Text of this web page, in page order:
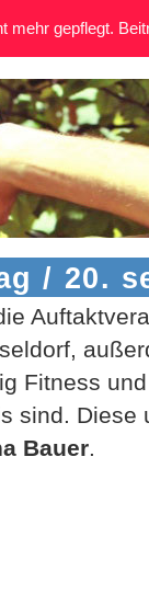
/ 20.
Fitness
sind. Diese
Bauer.
mehr gepflegt.